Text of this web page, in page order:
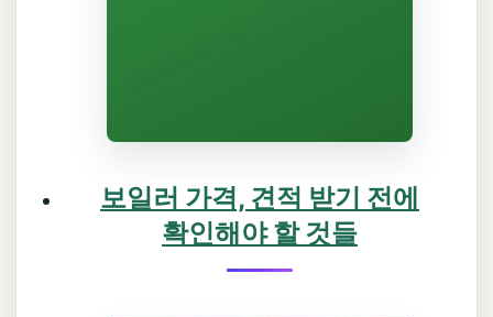
보일러 가격, 견적 받기 전에
확인해야 할 것들